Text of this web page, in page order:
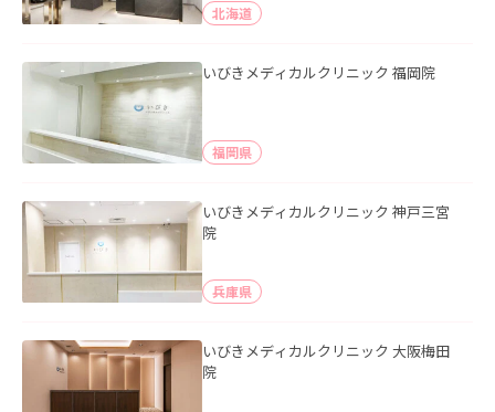
北海道
いびきメディカルクリニック 福岡院
福岡県
いびきメディカルクリニック 神戸三宮
院
兵庫県
いびきメディカルクリニック 大阪梅田
院